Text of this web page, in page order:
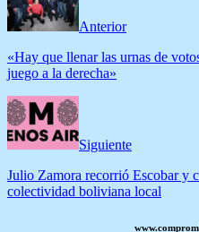
Anterior
«Hay que llenar las urnas de
juego a la derecha»
Siguiente
Julio Zamora recorrió Escobar y
colectividad boliviana local